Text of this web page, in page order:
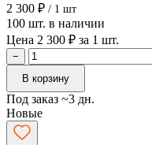
2 300 ₽ / 1 шт
100 шт. в наличии
Цена 2 300 ₽ за 1 шт.
−
В корзину
Под заказ ~3 дн.
Новые